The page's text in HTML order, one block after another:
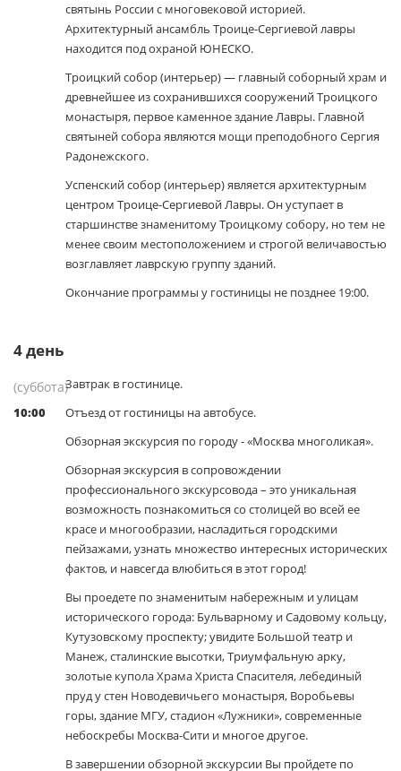
святынь России с многовековой историей.
Архитектурный ансамбль Троице-Сергиевой лавры
находится под охраной ЮНЕСКО.
Троицкий собор (интерьер) — главный соборный храм и
древнейшее из сохранившихся сооружений Троицкого
монастыря, первое каменное здание Лавры. Главной
святыней собора являются мощи преподобного Сергия
Радонежского.
Успенский собор (интерьер) является архитектурным
центром Троице-Сергиевой Лавры. Он уступает в
старшинстве знаменитому Троицкому собору, но тем не
менее своим местоположением и строгой величавостью
возглавляет лаврскую группу зданий.
Окончание программы у гостиницы не позднее 19:00.
4день
(суббота)Завтрак в гостинице.
10:00
Отъезд от гостиницы на автобусе.
Обзорная экскурсия по городу - «Москва многоликая».
Обзорная экскурсия в сопровождении
профессионального экскурсовода – это уникальная
возможность познакомиться со столицей во всей ее
красе и многообразии, насладиться городскими
пейзажами, узнать множество интересных исторических
фактов, и навсегда влюбиться в этот город!
Вы проедете по знаменитым набережным и улицам
исторического города: Бульварному и Садовому кольцу,
Кутузовскому проспекту; увидите Большой театр и
Манеж, сталинские высотки, Триумфальную арку,
золотые купола Храма Христа Спасителя, лебединый
пруд у стен Новодевичьего монастыря, Воробьевы
горы, здание МГУ, стадион «Лужники», современные
небоскребы Москва-Сити и многое другое.
В завершении обзорной экскурсии Вы пройдете по